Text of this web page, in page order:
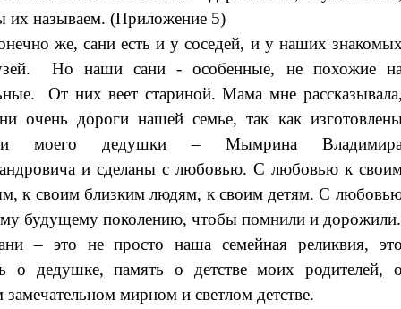
их называем. (Приложение 5)
же, сани есть и у соседей, и у наших
Но наши сани - особенные, не похожие
От них веет стариной. Мама мне
очень дороги нашей семье, так как
моего дедушки – Мымрина
и сделаны с любовью. С любовью к
к своим близким людям, к своим детям. С
будущему поколению, чтобы помнили и дорожили.
– это не просто наша семейная реликвия,
о дедушке, память о детстве моих родителей,
мирном и светлом детстве.